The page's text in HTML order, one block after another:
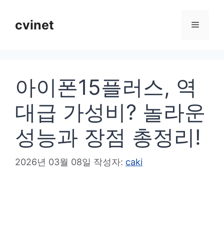
cvinet 메
아이폰15플러스, 역
대급 가성비? 놀라운
성능과 장점 총정리!
2026년 03월 08일 작성자: caki